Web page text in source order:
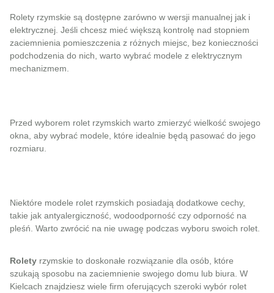
Rolety rzymskie są dostępne zarówno w wersji manualnej jak i
elektrycznej. Jeśli chcesz mieć większą kontrolę nad stopniem
zaciemnienia pomieszczenia z różnych miejsc, bez konieczności
podchodzenia do nich, warto wybrać modele z elektrycznym
mechanizmem.
Przed wyborem rolet rzymskich warto zmierzyć wielkość swojego
okna, aby wybrać modele, które idealnie będą pasować do jego
rozmiaru.
Niektóre modele rolet rzymskich posiadają dodatkowe cechy,
takie jak antyalergiczność, wodoodporność czy odporność na
pleśń. Warto zwrócić na nie uwagę podczas wyboru swoich rolet.
Rolety rzymskie to doskonałe rozwiązanie dla osób, które
szukają sposobu na zaciemnienie swojego domu lub biura. W
Kielcach znajdziesz wiele firm oferujących szeroki wybór rolet